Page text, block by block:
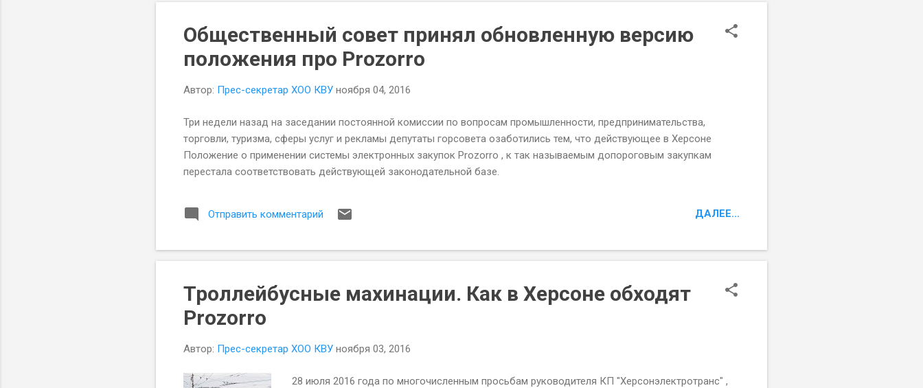
Общественный совет принял обновленную версию
положения про Prozorro
Автор: Прес-секретар ХОО КВУ ноября 04, 2016
Три недели назад на заседании постоянной комиссии по вопросам промышленности, предпринимательства,
торговли, туризма, сферы услуг и рекламы депутаты горсовета озаботились тем, что действующее в Херсоне
Положение о применении системы электронных закупок Prozorro , к так называемым допороговым закупкам
перестала соответствовать действующей законодательной базе.
Отправить комментарий ДАЛЕЕ...
Троллейбусные махинации. Как в Херсоне обходят
Prozorro
Автор: Прес-секретар ХОО КВУ ноября 03, 2016
28 июля 2016 года по многочисленным просьбам руководителя КП "Херсонэлектротранс" ,